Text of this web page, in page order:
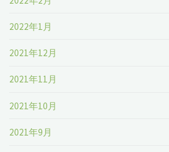
2022年1月
2021年12月
2021年11月
2021年10月
2021年9月